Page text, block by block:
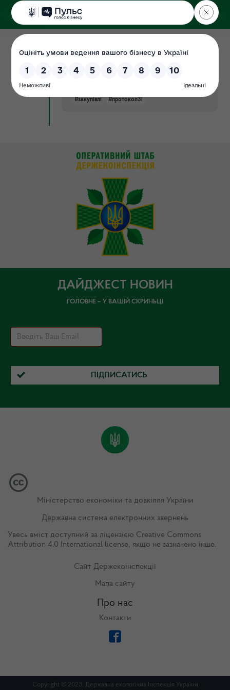
ДЕРЖЕКОІНСПЕКЦІЯ
Поліського округу
18.07.2024
Документ
(затверджено в.о уповноваженої
особи від 16.07.2024 протокол №31)
#закупівлі #протокол31
ДАЙДЖЕСТ НОВИН
ГОЛОВНЕ – У ВАШІЙ СКРИНЬЦІ
ПІДПИСАТИСЬ
Міністерство економіки та довкілля України
Державна система електронних звернень
Увесь вміст доступний за ліцензією Creative Commons
Attribution 4.0 International license, якщо не зазначено інше.
Сайт Держекоінспекції
Мапа сайту
Про нас
Контакти
Copyright © 2023. Державна екологічна Інспекція України